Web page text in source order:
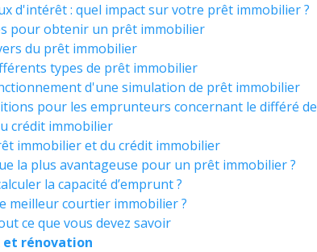
d'intérêt : quel impact sur votre prêt immobilier ?
pour obtenir un prêt immobilier
du prêt immobilier
types de prêt immobilier
d'une simulation de prêt immobilier
pour les emprunteurs concernant le différé de
crédit immobilier
immobilier et du crédit immobilier
la plus avantageuse pour un prêt immobilier ?
la capacité d’emprunt ?
meilleur courtier immobilier ?
ce que vous devez savoir
et rénovation